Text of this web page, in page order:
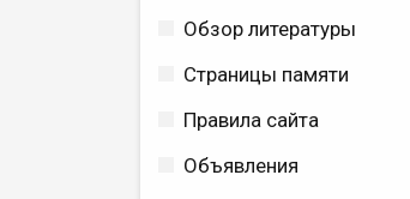
Обзор литературы
Страницы памяти
Правила сайта
Объявления